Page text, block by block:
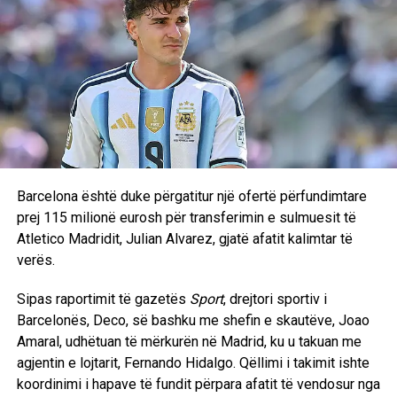
D.L
Barcelona është duke përgatitur një ofertë përfundimtare
prej 115 milionë eurosh për transferimin e sulmuesit të
Atletico Madridit, Julian Alvarez, gjatë afatit kalimtar të
verës.
Sipas raportimit të gazetës Sport, drejtori sportiv i
Barcelonës, Deco, së bashku me shefin e skautëve, Joao
Amaral, udhëtuan të mërkurën në Madrid, ku u takuan me
agjentin e lojtarit, Fernando Hidalgo. Qëllimi i takimit ishte
koordinimi i hapave të fundit përpara afatit të vendosur nga